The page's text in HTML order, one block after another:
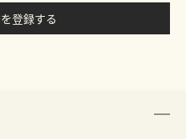
登録する